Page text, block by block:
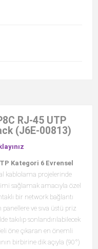
RJ-45 UTP
(J6E-00813)
Kategori 6 Evrensel
kablolama projelerinde
sağlamak amacıyla özel
bir network bağlantı
ve sıva üstü priz
takılıp sonlandırılabilecek
öne çıkaran en önemli
birbirine dik açıyla (90°)